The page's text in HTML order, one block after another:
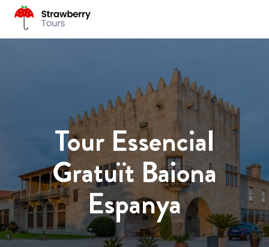
Tour Essencial
Gratuït Baiona
Espanya